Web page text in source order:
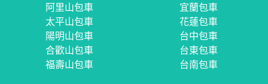
阿里山包車
太平山包車
陽明山包車
合歡山包車
福壽山包車
宜蘭包車
花蓮包車
台中包車
台東包車
台南包車